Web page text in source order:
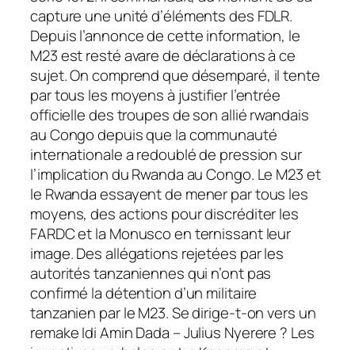
capture une unité d’éléments des FDLR.
Depuis l’annonce de cette information, le
M23 est resté avare de déclarations à ce
sujet. On comprend que désemparé, il tente
par tous les moyens à justifier l’entrée
officielle des troupes de son allié rwandais
au Congo depuis que la communauté
internationale a redoublé de pression sur
l’implication du Rwanda au Congo. Le M23 et
le Rwanda essayent de mener par tous les
moyens, des actions pour discréditer les
FARDC et la Monusco en ternissant leur
image. Des allégations rejetées par les
autorités tanzaniennes qui n’ont pas
confirmé la détention d’un militaire
tanzanien par le M23. Se dirige-t-on vers un
remake Idi Amin Dada – Julius Nyerere ? Les